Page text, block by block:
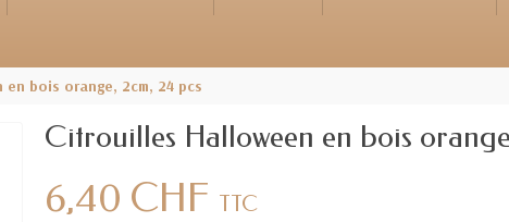
bois orange, 2cm, 24 pcs
Citrouilles Halloween en bois
6,40 CHF TTC